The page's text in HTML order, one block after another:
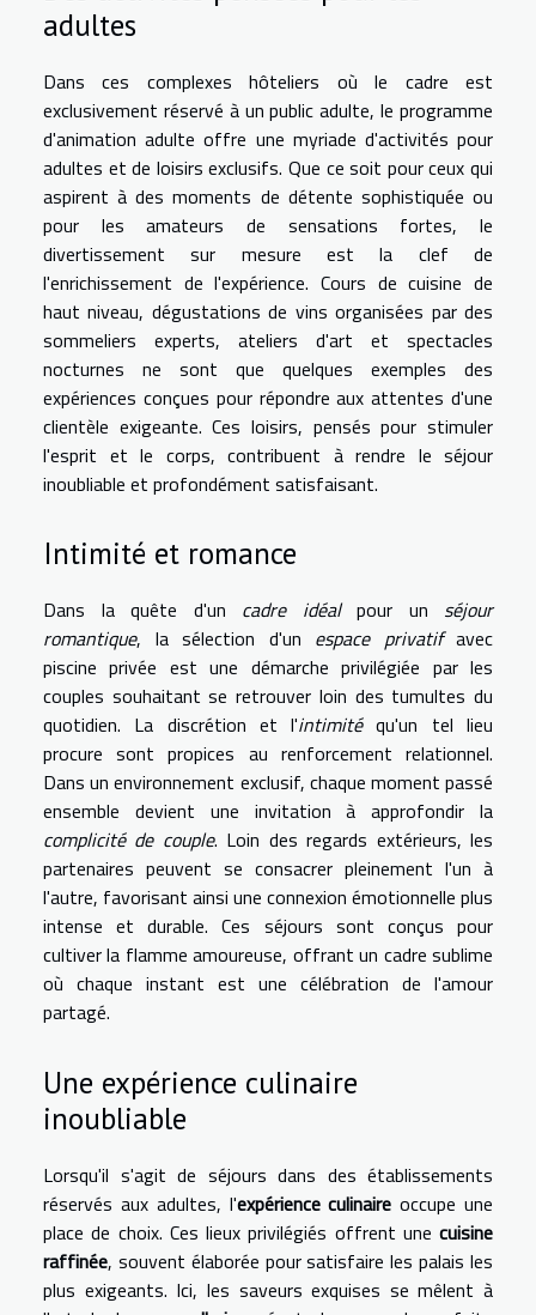
adultes
Dans ces complexes hôteliers où le cadre est
exclusivement réservé à un public adulte, le programme
d'animation adulte offre une myriade d'activités pour
adultes et de loisirs exclusifs. Que ce soit pour ceux qui
aspirent à des moments de détente sophistiquée ou
pour les amateurs de sensations fortes, le
divertissement sur mesure est la clef de
l'enrichissement de l'expérience. Cours de cuisine de
haut niveau, dégustations de vins organisées par des
sommeliers experts, ateliers d'art et spectacles
nocturnes ne sont que quelques exemples des
expériences conçues pour répondre aux attentes d'une
clientèle exigeante. Ces loisirs, pensés pour stimuler
l'esprit et le corps, contribuent à rendre le séjour
inoubliable et profondément satisfaisant.
Intimité et romance
Dans la quête d'un cadre idéalpour un séjour
romantique, la sélection d'un espace privatifavec
piscine privée est une démarche privilégiée par les
couples souhaitant se retrouver loin des tumultes du
quotidien. La discrétion et l'intimitéqu'un tel lieu
procure sont propices au renforcement relationnel.
Dans un environnement exclusif, chaque moment passé
ensemble devient une invitation à approfondir la
complicité de couple. Loin des regards extérieurs, les
partenaires peuvent se consacrer pleinement l'un à
l'autre, favorisant ainsi une connexion émotionnelle plus
intense et durable. Ces séjours sont conçus pour
cultiver la flamme amoureuse, offrant un cadre sublime
où chaque instant est une célébration de l'amour
partagé.
Une expérience culinaire
inoubliable
Lorsqu'il s'agit de séjours dans des établissements
réservés aux adultes, l'expérience culinaire occupe une
place de choix. Ces lieux privilégiés offrent une cuisine
raffinée, souvent élaborée pour satisfaire les palais les
plus exigeants. Ici, les saveurs exquises se mêlent à